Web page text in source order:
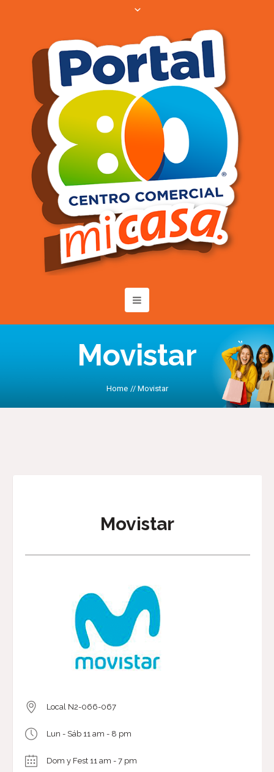
Movistar
Home // Movistar
Movistar
Local N2-066-067
Lun - Sáb 11 am - 8 pm
Dom y Fest 11 am - 7 pm